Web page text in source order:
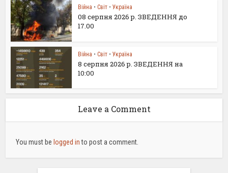
Війна • Світ • Україна
08 серпня 2026 р. ЗВЕДЕННЯ до
17.00
Війна • Світ • Україна
8 серпня 2026 р. ЗВЕДЕННЯ на
10:00
Leave a Comment
You must be logged into post a comment.